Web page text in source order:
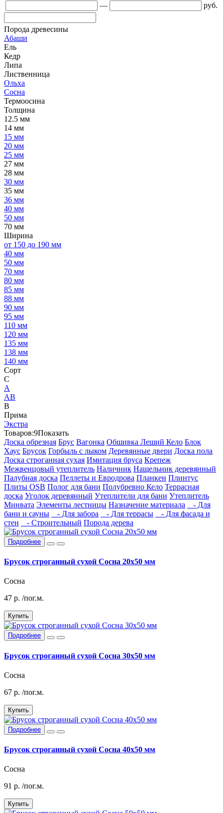
—
руб.
Порода древесины
Абаши
Ель
Кедр
Липа
Лиственница
Ольха
Сосна
Термоосина
Толщина
12.5 мм
14 мм
15 мм
20 мм
25 мм
27 мм
28 мм
30 мм
35 мм
36 мм
40 мм
50 мм
70 мм
Ширина
от 150 до 190 мм
40 мм
50 мм
70 мм
80 мм
85 мм
88 мм
90 мм
95 мм
110 мм
120 мм
135 мм
138 мм
140 мм
Сорт
C
А
АВ
В
Прима
Экстра
Товаров:9Показать
Доска обрезная Брус Вагонка Обшивка Леший Кело Блок
Хаус Брусок Горбыль с лыком Деревянные двери Доска пола
Доска строганная сухая Имитация бруса Крепеж
Межвенцовый утеплитель Наличник Нащельник деревянный
Палубная доска Пеллеты и Евродрова Планкен Плинтус
Плиты OSB Полог для бани Полубревно Кело Террасная
доска Уголок деревянный Утеплители для бани Утеплитель
Минвата Элементы лестницы Назначение материала
- Для
бани и сауны
- Для забора - Для террасы
- Для фасада и
стен
- Строительный Порода дерева
Подробнее
Брусок строганный сухой Сосна 20х50 мм
Сосна
47 р. /пог.м.
Купить
Подробнее
Брусок строганный сухой Сосна 30х50 мм
Сосна
67 р. /пог.м.
Купить
Подробнее
Брусок строганный сухой Сосна 40х50 мм
Сосна
91 р. /пог.м.
Купить